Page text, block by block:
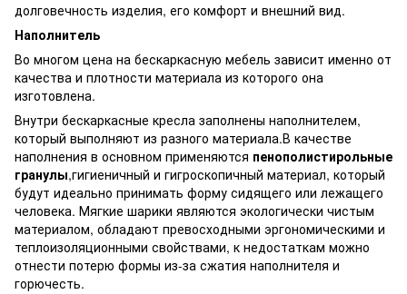
долговечность изделия, его комфорт и внешний вид.
Наполнитель
Во многом цена на бескаркасную мебель зависит именно от
качества и плотности материала из которого она
изготовлена.
Внутри бескаркасные кресла заполнены наполнителем,
который выполняют из разного материала.В качестве
наполнения в основном применяются пенополистирольные
гранулы,гигиеничный и гигроскопичный материал, который
будут идеально принимать форму сидящего или лежащего
человека. Мягкие шарики являются экологически чистым
материалом, обладают превосходными эргономическими и
теплоизоляционными свойствами, к недостаткам можно
отнести потерю формы из-за сжатия наполнителя и
горючесть.